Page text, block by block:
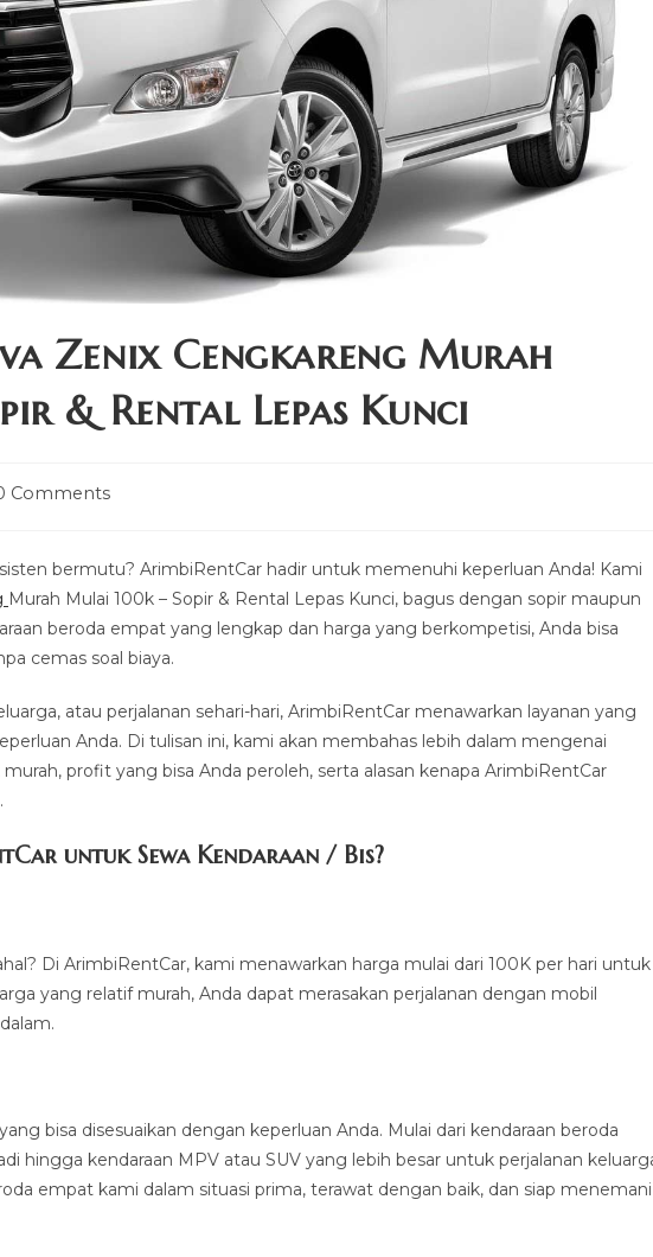
Zenix Cengkareng Murah
& Rental Lepas Kunci
Comments
bermutu? ArimbiRentCar hadir untuk memenuhi keperluan Anda! Kami
Murah Mulai 100k – Sopir & Rental Lepas Kunci, bagus dengan sopir maupun
beroda empat yang lengkap dan harga yang berkompetisi, Anda bisa
cemas soal biaya.
atau perjalanan sehari-hari, ArimbiRentCar menawarkan layanan yang
Anda. Di tulisan ini, kami akan membahas lebih dalam mengenai
profit yang bisa Anda peroleh, serta alasan kenapa ArimbiRentCar
untuk Sewa Kendaraan / Bis?
Di ArimbiRentCar, kami menawarkan harga mulai dari 100K per hari untuk
yang relatif murah, Anda dapat merasakan perjalanan dengan mobil
bisa disesuaikan dengan keperluan Anda. Mulai dari kendaraan beroda
hingga kendaraan MPV atau SUV yang lebih besar untuk perjalanan
empat kami dalam situasi prima, terawat dengan baik, dan siap menemani